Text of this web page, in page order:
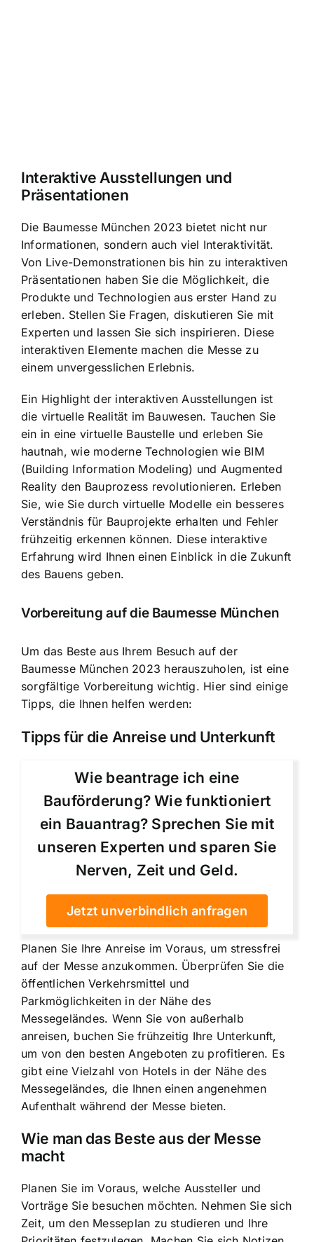
Interaktive Ausstellungen und
Präsentationen
Die Baumesse München 2023 bietet nicht nur
Informationen, sondern auch viel Interaktivität.
Von Live-Demonstrationen bis hin zu interaktiven
Präsentationen haben Sie die Möglichkeit, die
Produkte und Technologien aus erster Hand zu
erleben. Stellen Sie Fragen, diskutieren Sie mit
Experten und lassen Sie sich inspirieren. Diese
interaktiven Elemente machen die Messe zu
einem unvergesslichen Erlebnis.
Ein Highlight der interaktiven Ausstellungen ist
die virtuelle Realität im Bauwesen. Tauchen Sie
ein in eine virtuelle Baustelle und erleben Sie
hautnah, wie moderne Technologien wie BIM
(Building Information Modeling) und Augmented
Reality den Bauprozess revolutionieren. Erleben
Sie, wie Sie durch virtuelle Modelle ein besseres
Verständnis für Bauprojekte erhalten und Fehler
frühzeitig erkennen können. Diese interaktive
Erfahrung wird Ihnen einen Einblick in die Zukunft
des Bauens geben.
Vorbereitung auf die Baumesse München
Um das Beste aus Ihrem Besuch auf der
Baumesse München 2023 herauszuholen, ist eine
sorgfältige Vorbereitung wichtig. Hier sind einige
Tipps, die Ihnen helfen werden:
Tipps für die Anreise und Unterkunft
Wie beantrage ich eine
Bauförderung? Wie funktioniert
ein Bauantrag? Sprechen Sie mit
unseren Experten und sparen Sie
Nerven, Zeit und Geld.
Jetzt unverbindlich anfragen
Planen Sie Ihre Anreise im Voraus, um stressfrei
auf der Messe anzukommen. Überprüfen Sie die
öffentlichen Verkehrsmittel und
Parkmöglichkeiten in der Nähe des
Messegeländes. Wenn Sie von außerhalb
anreisen, buchen Sie frühzeitig Ihre Unterkunft,
um von den besten Angeboten zu profitieren. Es
gibt eine Vielzahl von Hotels in der Nähe des
Messegeländes, die Ihnen einen angenehmen
Aufenthalt während der Messe bieten.
Wie man das Beste aus der Messe
macht
Planen Sie im Voraus, welche Aussteller und
Vorträge Sie besuchen möchten. Nehmen Sie sich
Zeit, um den Messeplan zu studieren und Ihre